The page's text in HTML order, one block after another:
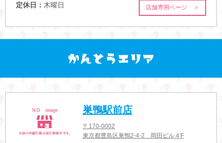
定休日： 木曜日 店舗専用ページ ＞
巣鴨駅前店
〒170-0002
東京都豊島区巣鴨2-4-2 岡田ビル４F